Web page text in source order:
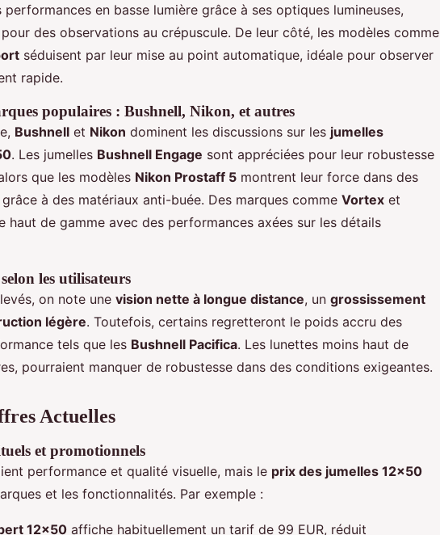
en basse lumière grâce à ses optiques lumineuses,
des observations au crépuscule. De leur côté, les modèles comme
séduisent par leur mise au point automatique, idéale pour observer
rapide.
populaires : Bushnell, Nikon, et autres
Bushnell et Nikon dominent les discussions sur les jumelles
. Les jumelles Bushnell Engage sont appréciées pour leur robustesse
que les modèles Nikon Prostaff 5 montrent leur force dans des
à des matériaux anti-buée. Des marques comme Vortex et
haut de gamme avec des performances axées sur les détails
les utilisateurs
on note une vision nette à longue distance, un grossissement
légère. Toutefois, certains regretteront le poids accru des
tels que les Bushnell Pacifica. Les lunettes moins haut de
pourraient manquer de robustesse dans des conditions exigeantes.
Actuelles
et promotionnels
performance et qualité visuelle, mais le prix des jumelles 12x50
et les fonctionnalités. Par exemple :
12x50 affiche habituellement un tarif de 99 EUR, réduit